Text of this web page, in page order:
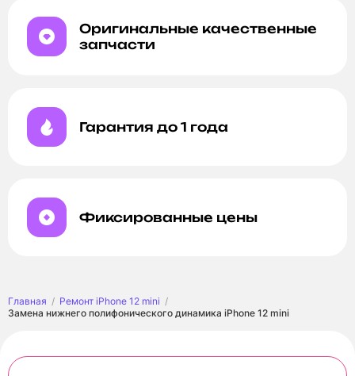
Оригинальные качественные
запчасти
Гарантия до 1 года
Фиксированные цены
Главная
Ремонт iPhone 12 mini
Замена нижнего полифонического динамика iPhone 12 mini